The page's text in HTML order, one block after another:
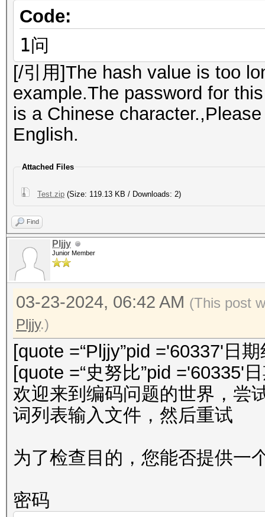
Code:
1问
[/引用]The hash value is too
example.The password for
is a Chinese
English.
Attached Files
Test.zip (Size: 119.13 KB / Downloads: 2)
Find
Pljjy
Junior Member
03-23-2024, 06:42 AM (This post
Pljjy.)
[quote =“Pljjy”pid ='60337'日
[quote =“史努比”pid ='60335'
欢迎来到编码问题的世界，尝
词列表输入文件，然后重试
为了检查目的，您能否提供一
密码